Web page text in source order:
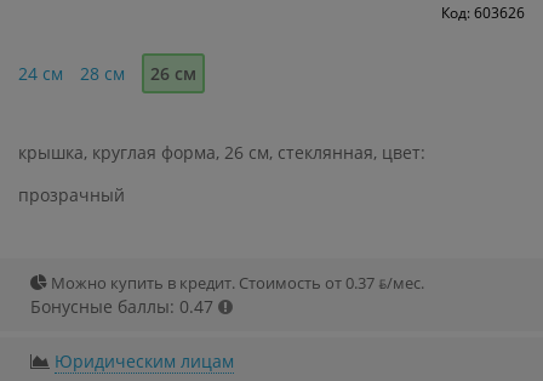
Код: 603626
24 см 28 см 26 см
крышка, круглая форма, 26 см, стеклянная, цвет:
прозрачный
Можно купить в кредит. Стоимость от 0.37 ƃ/мec.
Бонусные баллы: 0.47
Юридическим лицам